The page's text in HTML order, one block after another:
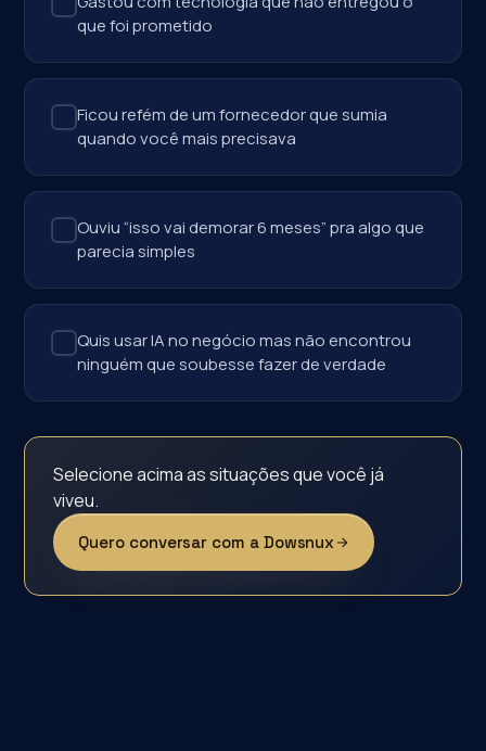
que foi prometido
Ficou refém de um fornecedor que sumia
quando você mais precisava
Ouviu “isso vai demorar 6 meses” pra algo que
parecia simples
Quis usar IA no negócio mas não encontrou
ninguém que soubesse fazer de verdade
Selecione acima as situações que você já
viveu.
Quero conversar com a Dowsnux